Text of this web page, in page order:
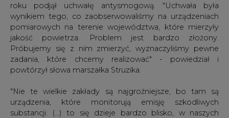
roku podjął uchwałę antysmogową. "Uchwała była
wynikiem tego, co zaobserwowaliśmy na urządzeniach
pomiarowych na terenie województwa, które mierzyły
jakość powietrza. Problem jest bardzo złożony.
Próbujemy się z nim zmierzyć, wyznaczyliśmy pewne
zadania, które chcemy realizować" - powiedział i
powtórzył słowa marszałka Struzika.
"Nie te wielkie zakłady są najgroźniejsze, bo tam są
urządzenia, które monitorują emisję szkodliwych
substancji. (...) to się dzieje bardzo blisko, w naszych